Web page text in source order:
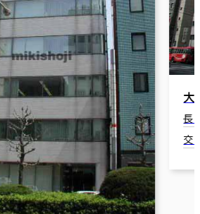
町ビル本館
町9-22
前駅(長崎電気軌道) 2分
第